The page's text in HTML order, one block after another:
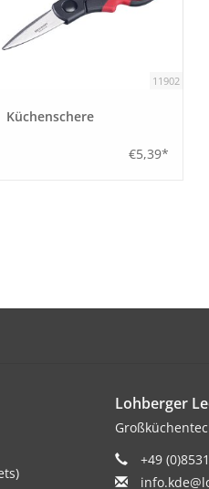
11902
Küchenschere
€5,39*
Lohberger
+49